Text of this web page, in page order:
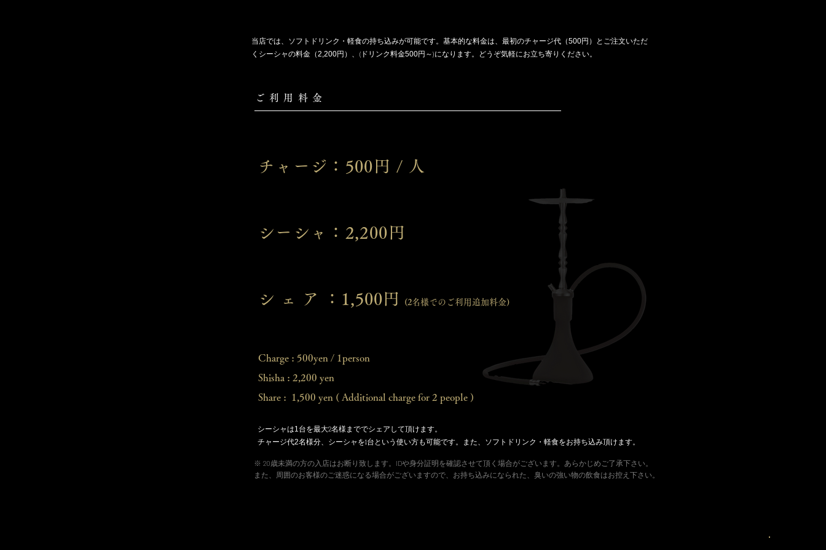
当店では、ソフトドリンク・軽食の持ち込みが可能です。基本的な料金は、最初のチャージ代（500円）とご注文いただ
くシーシャの料金（2,200円）、(ドリンク料金500円～)になります。どうぞ気軽にお立ち寄りください。
ご 利 用 料 金
チャージ： 500円 / 人
シーシャ：2,200円
シ ェ ア ：1,500円 (2名様でのご利用追加料金)
Charge : 500yen / 1person
Shisha : 2,200 yen
Share : 1,500 yen ( Additional charge for 2 people )
シーシャは1台を最大2名様まででシェアして頂けます。
チャージ代2名様分、シーシャを1台という使い方も可能です。また、ソフトドリンク・軽食をお持ち込み頂けます。
※ 20歳未満の方の入店はお断り致します。IDや身分証明を確認させて頂く場合がございます。あらかじめご了承下さい。
また、周囲のお客様のご迷惑になる場合がございますので、お持ち込みになられた、臭いの強い物の飲食はお控え下さい。